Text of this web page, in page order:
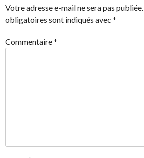
Votre adresse e-mail ne sera pas publiée.
obligatoires sont indiqués avec *
Commentaire*